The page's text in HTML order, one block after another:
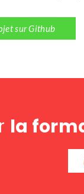
sur Github
la